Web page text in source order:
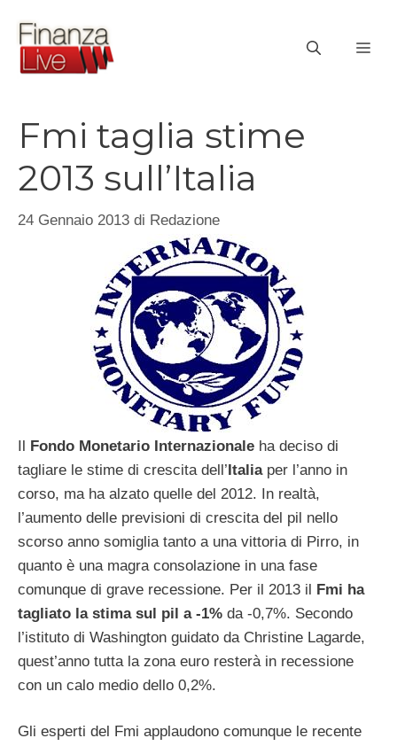
contenuto
Fmi taglia stime
2013 sull’Italia
24 Gennaio 2013 di Redazione
Il Fondo Monetario Internazionale ha deciso di
tagliare le stime di crescita dell’Italiaper l’anno in
corso, ma ha alzato quelle del 2012. In realtà,
l’aumento delle previsioni di crescita del pil nello
scorso anno somiglia tanto a una vittoria di Pirro, in
quanto è una magra consolazione in una fase
comunque di grave recessione. Per il 2013 il Fmi ha
tagliato la stima sul pil a -1% da -0,7%. Secondo
l’istituto di Washington guidato da Christine Lagarde,
quest’anno tutta la zona euro resterà in recessione
con un calo medio dello 0,2%.
Gli esperti del Fmi applaudono comunque le recente